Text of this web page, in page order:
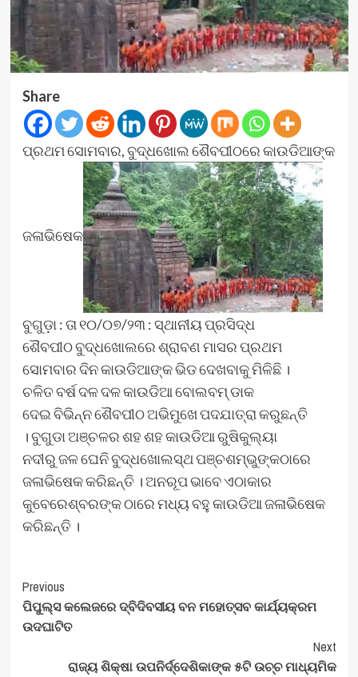
Share
ପ୍ରଥମ ସୋମବାର, ବୁଦ୍ଧଖୋଲ ଶୈବପୀଠରେ କାଉଡିଆଙ୍କ
ଜଳାଭିଷେକ
ବୁଗୁଡ଼ା : ତା ୧୦/୦୭/୨୩ : ସ୍ଥାନୀୟ ପ୍ରସିଦ୍ଧ
ଶୈବପୀଠ ବୁଦ୍ଧଖୋଲରେ ଶ୍ରାବଣ ମାସର ପ୍ରଥମ
ସୋମବାର ଦିନ କାଉଡିଆଙ୍କ ଭିଡ ଦେଖବାକୁ ମିଳିଛି ।
ଚଳିତ ବର୍ଷ ଦଳ ଦଳ କାଉଡିଆ ବୋଲବମ୍ ଡାକ
ଦେଇ ବିଭିନ୍ନ ଶୈବପୀଠ ଅଭିମୁଖେ ପଦଯାତ୍ରା କରୁଛନ୍ତି
। ବୁଗୁଡା ଅଞ୍ଚଳର ଶହ ଶହ କାଉଡିଆ ରୁଷିକୁଲ୍ୟା
ନଦୀରୁ ଜଳ ଘେନି ବୁଦ୍ଧଖୋଲସ୍ଥ ପଞ୍ଚଶମ୍ଭୁଙ୍କଠାରେ
ଜଳାଭିଷେକ କରିଛନ୍ତି । ଅନରୂପ ଭାବେ ଏଠାକାର
କୁବେରେଶ୍ବରଙ୍କ ଠାରେ ମଧ୍ୟ ବହୁ କାଉଡିଆ ଜଳାଭିଷେକ
କରିଛନ୍ତି ।
Post
Navigation
Previous
ପିପୁଲ୍ସ କଲେଜରେ ଦ୍ବିଦିବସୀୟ ବନ ମହୋତ୍ସବ କାର୍ଯ୍ୟକ୍ରମ
ଉଦଘାଟିତ
Next
ରାଜ୍ୟ ଶିକ୍ଷା ଉପନିର୍ଦ୍ଦେଶିକାଙ୍କ ୫ଟି ଉଚ୍ଚ ମାଧ୍ୟମିକ